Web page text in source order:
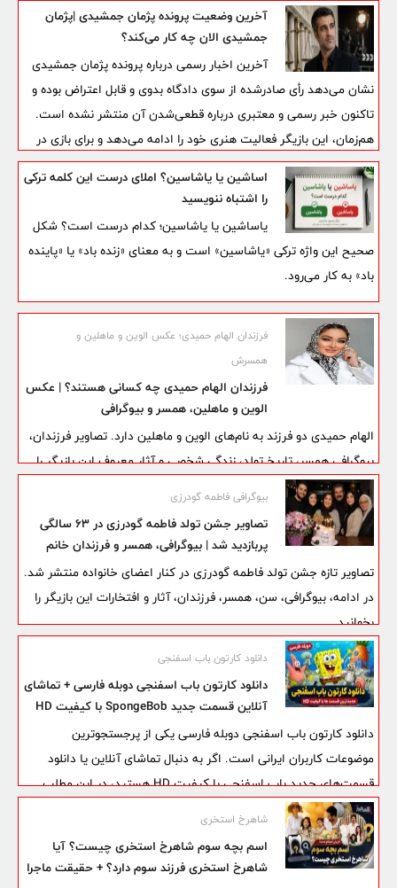
به میدان می‌روند.
آخرین وضعیت پرونده پژمان جمشیدی |پژمان
جمشیدی الان چه کار می‌کند؟
آخرین اخبار رسمی درباره پرونده پژمان جمشیدی
نشان می‌دهد رأی صادرشده از سوی دادگاه بدوی و قابل اعتراض بوده و
تاکنون خبر رسمی و معتبری درباره قطعی‌شدن آن منتشر نشده است.
هم‌زمان، این بازیگر فعالیت هنری خود را ادامه می‌دهد و برای بازی در
فیلم سینمایی «دیازپام» در کنار مهدی هاشمی آماده می‌شود.
اساشین یا یاشاسین؟ املای درست این کلمه ترکی
را اشتباه ننویسید
یاساشین یا یاشاسین؛ کدام درست است؟ شکل
صحیح این واژه ترکی «یاشاسین» است و به معنای «زنده باد» یا «پاینده
باد» به کار می‌رود.
فرزندان الهام حمیدی؛ عکس الوین و ماهلین و
همسرش
فرزندان الهام حمیدی چه کسانی هستند؟ | عکس
الوین و ماهلین، همسر و بیوگرافی
الهام حمیدی دو فرزند به نام‌های الوین و ماهلین دارد. تصاویر فرزندان،
بیوگرافی همسر، تاریخ تولد، زندگی شخصی و آثار معروف این بازیگر را
ببینید.
بیوگرافی فاطمه گودرزی
تصاویر جشن تولد فاطمه گودرزی در ۶۳ سالگی
پربازدید شد | بیوگرافی، همسر و فرزندان خانم
بازیگر
تصاویر تازه جشن تولد فاطمه گودرزی در کنار اعضای خانواده منتشر شد.
در ادامه، بیوگرافی، سن، همسر، فرزندان، آثار و افتخارات این بازیگر را
بخوانید.
دانلود کارتون باب اسفنجی
دانلود کارتون باب اسفنجی دوبله فارسی + تماشای
آنلاین قسمت جدید SpongeBob با کیفیت HD
دانلود کارتون باب اسفنجی دوبله فارسی یکی از پرجستجوترین
موضوعات کاربران ایرانی است. اگر به دنبال تماشای آنلاین یا دانلود
قسمت‌های جدید باب اسفنجی با کیفیت HD هستید، در این مطلب
می‌توانید ویدئوی این قسمت، داستان، شخصیت‌های اصلی و اطلاعات
کامل این انیمیشن محبوب را مشاهده کنید.
شاهرخ استخری
اسم بچه سوم شاهرخ استخری چیست؟ آیا
شاهرخ استخری فرزند سوم دارد؟ + حقیقت ماجرا